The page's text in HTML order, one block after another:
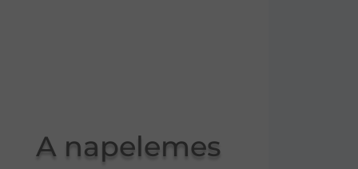
A napelemes